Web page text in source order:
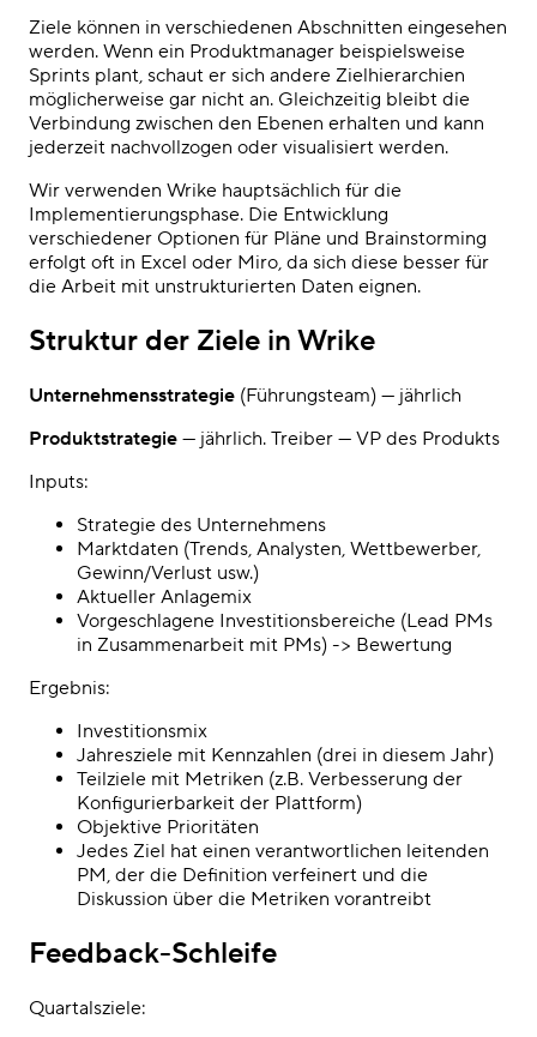
Ziele können in verschiedenen Abschnitten eingesehen
werden. Wenn ein Produktmanager beispielsweise
Sprints plant, schaut er sich andere Zielhierarchien
möglicherweise gar nicht an. Gleichzeitig bleibt die
Verbindung zwischen den Ebenen erhalten und kann
jederzeit nachvollzogen oder visualisiert werden.
Wir verwenden Wrike hauptsächlich für die
Implementierungsphase. Die Entwicklung
verschiedener Optionen für Pläne und Brainstorming
erfolgt oft in Excel oder Miro, da sich diese besser für
die Arbeit mit unstrukturierten Daten eignen.
Struktur der Ziele in Wrike
Unternehmensstrategie (Führungsteam) — jährlich
Produktstrategie — jährlich. Treiber — VP des Produkts
Inputs:
Strategie des Unternehmens
Marktdaten (Trends, Analysten, Wettbewerber,
Gewinn/Verlust usw.)
Aktueller Anlagemix
Vorgeschlagene Investitionsbereiche (Lead PMs
in Zusammenarbeit mit PMs) -> Bewertung
Ergebnis:
Investitionsmix
Jahresziele mit Kennzahlen (drei in diesem Jahr)
Teilziele mit Metriken (z.B. Verbesserung der
Konfigurierbarkeit der Plattform)
Objektive Prioritäten
Jedes Ziel hat einen verantwortlichen leitenden
PM, der die Definition verfeinert und die
Diskussion über die Metriken vorantreibt
Feedback-Schleife
Quartalsziele: